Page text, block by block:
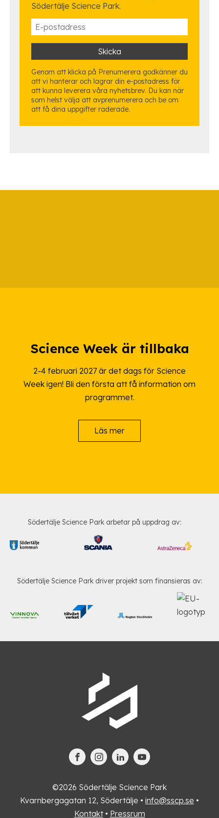
Södertälje Science Park.
Genom att klicka på Prenumerera godkänner du
att vi hanterar och lagrar din e-postadress för
att kunna leverera våra nyhetsbrev. Du kan när
som helst välja att avprenumerera och be om
att få dina uppgifter raderade.
Science Week är tillbaka
2-4 februari 2027 är det dags för Science
Week igen! Bli den första att få information om
programmet.
Läs mer
Södertälje Science Park arbetar på uppdrag av:
Södertälje Science Park driver projekt som finansieras av:
©2026 Södertälje Science Park
Kvarnbergagatan 12, Södertälje • info@sscp.se •
Kontakt• Pressrum